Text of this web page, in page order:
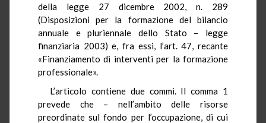
della legge 27 dicembre 2002, n. 289
(Disposizioni per la formazione del bilancio
annuale e pluriennale dello Stato – legge
finanziaria 2003) e, fra essi, l’art. 47, recante
«Finanziamento di interventi per la formazione
professionale».
L’articolo contiene due commi. Il comma 1
prevede che – nell’ambito delle risorse
preordinate sul fondo per l’occupazione, di cui